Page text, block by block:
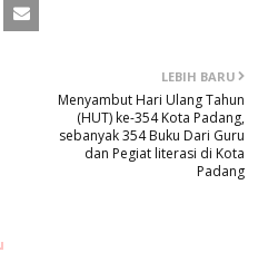
LEBIH BARU
Menyambut Hari Ulang Tahun
(HUT) ke-354 Kota Padang,
sebanyak 354 Buku Dari Guru
dan Pegiat literasi di Kota
Padang